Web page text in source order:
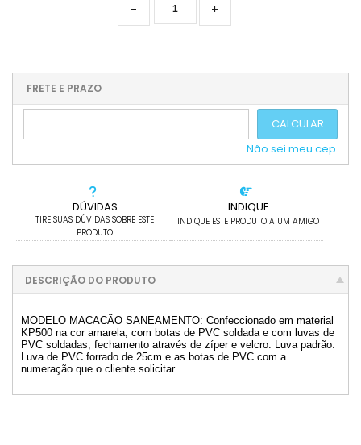
DÚVIDAS
TIRE SUAS DÚVIDAS SOBRE ESTE
PRODUTO
INDIQUE
INDIQUE ESTE PRODUTO A UM AMIGO
+
-
FRETE E PRAZO
CALCULAR
Não sei meu cep
DESCRIÇÃO DO PRODUTO
MODELO MACACÃO SANEAMENTO: Confeccionado em material
KP500 na cor amarela, com botas de PVC soldada e com luvas de
PVC soldadas, fechamento através de zíper e velcro. Luva padrão:
Luva de PVC forrado de 25cm e as botas de PVC com a
numeração que o cliente solicitar.